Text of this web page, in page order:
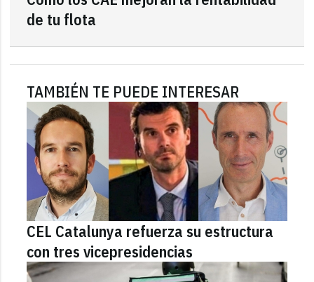
de tu flota
TAMBIÉN TE PUEDE INTERESAR
CEL Catalunya refuerza su estructura
con tres vicepresidencias